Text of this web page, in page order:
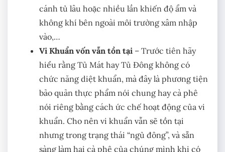
cánh tủ lâu hoặc nhiều lần khiến độ ẩm và
không khí bên ngoài môi trường xâm nhập
vào,…
Vi Khuẩn vốn vẫn tồn tại – Trước tiên hãy
hiểu rằng Tủ Mát hay Tủ Đông không có
chức năng diệt khuẩn, mà đây là phương tiện
bảo quản thực phẩm nói chung hay cà phê
nói riêng bằng cách ức chế hoạt động của vi
khuẩn. Cho nên vi khuẩn vẫn sẽ tồn tại
nhưng trong trạng thái “ngủ đông”, và sẵn
sàng làm hại cà phê của chúng mình khi có